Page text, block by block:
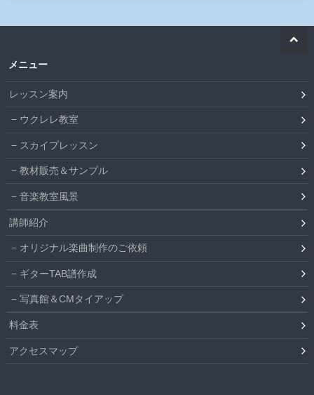
メニュー
レッスン案内
ウクレレ教室
スカイプレッスン
教材販売＆サンプル
音楽教室風景
講師紹介
オリジナル楽曲制作のご依頼
ギターTAB譜作成
写真館＆CMタイアップ
料金表
アクセスマップ